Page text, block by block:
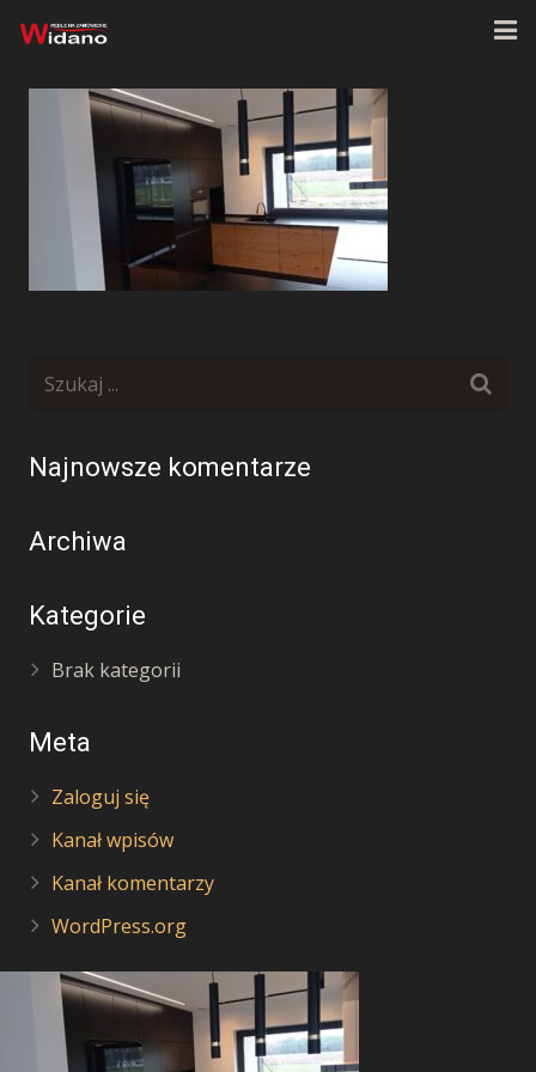
Strona główna
Najnowsze komentarze
Archiwa
Kategorie
Brak kategorii
Meta
Zaloguj się
Kanał wpisów
Kanał komentarzy
WordPress.org